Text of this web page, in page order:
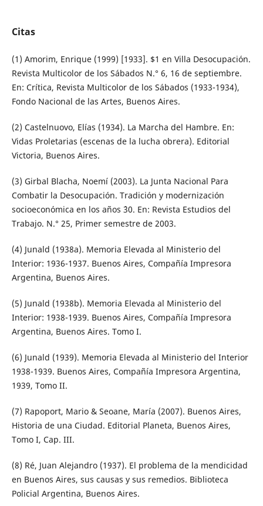
Citas
(1) Amorim, Enrique (1999) [1933]. $1 en Villa Desocupación.
Revista Multicolor de los Sábados N.° 6, 16 de septiembre.
En: Crítica, Revista Multicolor de los Sábados (1933-1934),
Fondo Nacional de las Artes, Buenos Aires.
(2) Castelnuovo, Elías (1934). La Marcha del Hambre. En:
Vidas Proletarias (escenas de la lucha obrera). Editorial
Victoria, Buenos Aires.
(3) Girbal Blacha, Noemí (2003). La Junta Nacional Para
Combatir la Desocupación. Tradición y modernización
socioeconómica en los años ´30. En: Revista Estudios del
Trabajo. N.° 25, Primer semestre de 2003.
(4) Junald (1938a). Memoria Elevada al Ministerio del
Interior: 1936-1937. Buenos Aires, Compañía Impresora
Argentina, Buenos Aires.
(5) Junald (1938b). Memoria Elevada al Ministerio del
Interior: 1938-1939. Buenos Aires, Compañía Impresora
Argentina, Buenos Aires. Tomo I.
(6) Junald (1939). Memoria Elevada al Ministerio del Interior
1938-1939. Buenos Aires, Compañía Impresora Argentina,
1939, Tomo II.
(7) Rapoport, Mario & Seoane, María (2007). Buenos Aires,
Historia de una Ciudad. Editorial Planeta, Buenos Aires,
Tomo I, Cap. III.
(8) Ré, Juan Alejandro (1937). El problema de la mendicidad
en Buenos Aires, sus causas y sus remedios. Biblioteca
Policial Argentina, Buenos Aires.